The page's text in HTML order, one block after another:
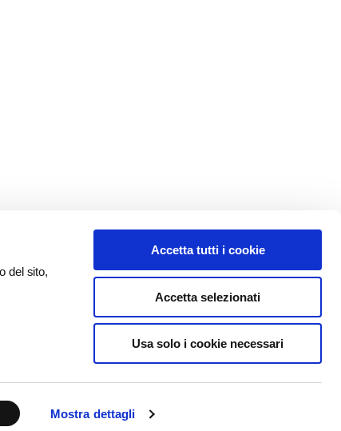
del sito,
Mostra dettagli
Accetta tutti i cookie
Accetta selezionati
Usa solo i cookie necessari